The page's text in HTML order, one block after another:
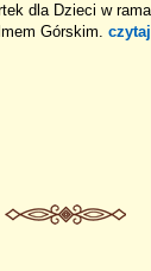
dla Dzieci w
Górskim.